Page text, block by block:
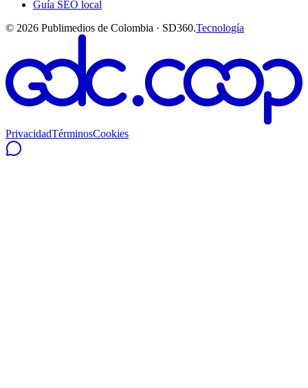
Guía SEO local
© 2026 Publimedios de Colombia · SD360.Tecnología
PrivacidadTérminosCookies